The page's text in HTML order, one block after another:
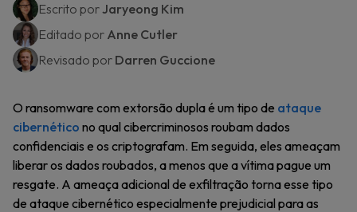
Escrito porJaryeong Kim
Editado por Anne Cutler
Revisado por Darren Guccione
O ransomware com extorsão dupla é um tipo de ataque
cibernético no qual cibercriminosos roubam dados
confidenciais e os criptografam. Em seguida, eles ameaçam
liberar os dados roubados, a menos que a vítima pague um
resgate. A ameaça adicional de exfiltração torna esse tipo
de ataque cibernético especialmente prejudicial para as